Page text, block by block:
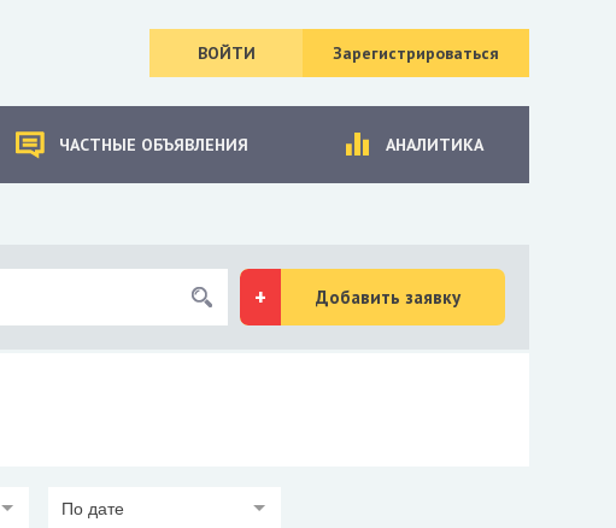
ВОЙТИ Зарегистрироваться
ЧАСТНЫЕ ОБЪЯВЛЕНИЯ АНАЛИТИКА
Добавить заявку
По дате